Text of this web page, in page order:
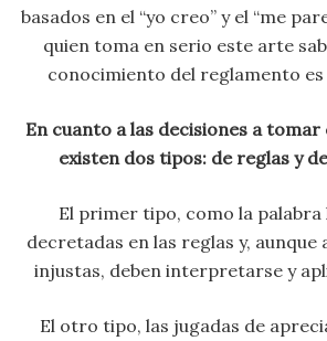
basados en el “yo creo” y el “me
quien toma en serio este arte
conocimiento del reglamento es
En cuanto a las decisiones a tomar
existen dos tipos: de reglas y
El primer tipo, como la palabra
decretadas en las reglas y, aunque
injustas, deben interpretarse y
El otro tipo, las jugadas de